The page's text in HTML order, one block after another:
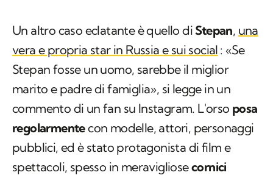
Un altro caso eclatante è quello diStepan, una
vera e propria star in Russia e sui social : «Se
Stepan fosse un uomo, sarebbe il miglior
marito e padre di famiglia», si legge in un
commento di un fan su Instagram. L'orso posa
regolarmentecon modelle, attori, personaggi
pubblici, ed è stato protagonista di film e
spettacoli, spesso in meravigliosecornici